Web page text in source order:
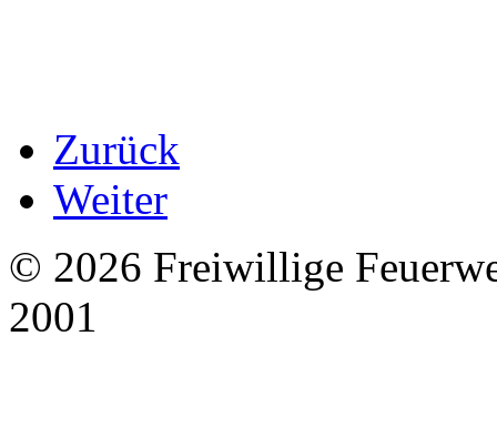
Zurück
Weiter
© 2026 Freiwillige
2001